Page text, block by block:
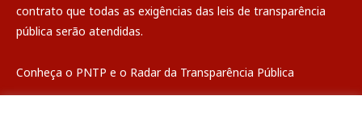
contrato que todas as exigências das leis de transparência
pública serão atendidas.
Conheça o PNTP e o Radar da Transparência Pública